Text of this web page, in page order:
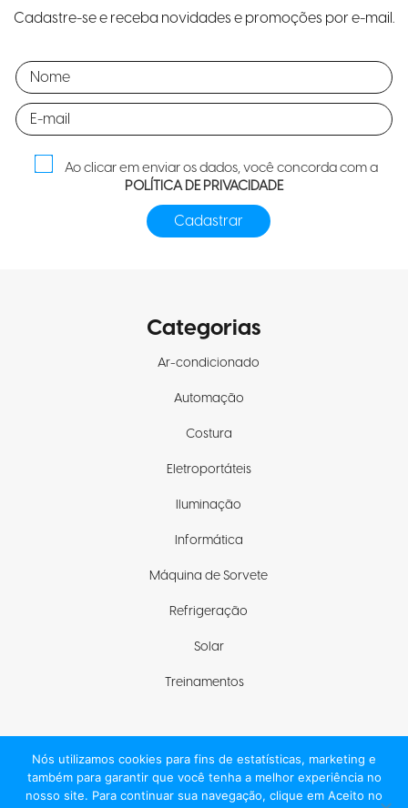
Cadastre-se e receba novidades e promoções por e-mail.
Ao clicar em enviar os dados, você concorda com a
POLÍTICA DE PRIVACIDADE
Categorias
Ar-condicionado
Automação
Costura
Eletroportáteis
Iluminação
Informática
Máquina de Sorvete
Refrigeração
Solar
Treinamentos
Fique com a gente
Nós utilizamos cookies para fins de estatísticas, marketing e
também para garantir que você tenha a melhor experiência no
nosso site. Para continuar sua navegação, clique em Aceito no